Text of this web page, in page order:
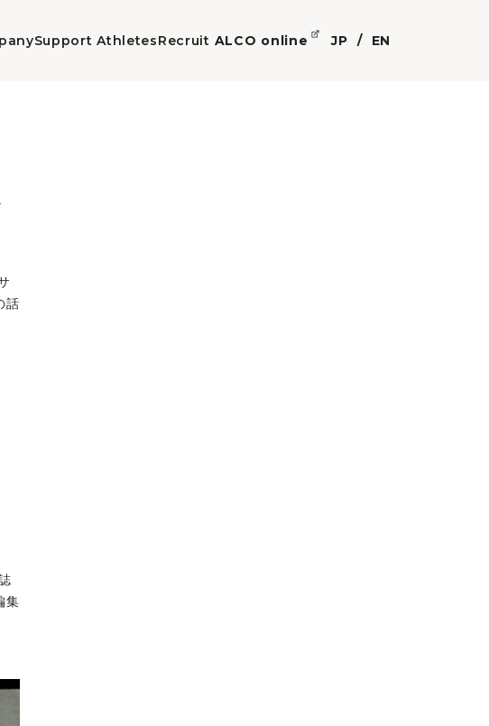
Support AthletesRecruit ALCO online JP EN
話
集